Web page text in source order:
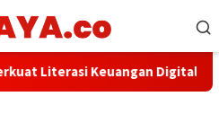
Keuangan Digital dan